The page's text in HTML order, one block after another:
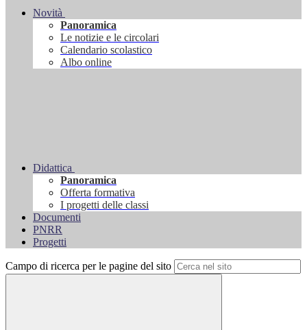
Novità
Panoramica
Le notizie e le circolari
Calendario scolastico
Albo online
Didattica
Panoramica
Offerta formativa
I progetti delle classi
Documenti
PNRR
Progetti
Campo di ricerca per le pagine del sito